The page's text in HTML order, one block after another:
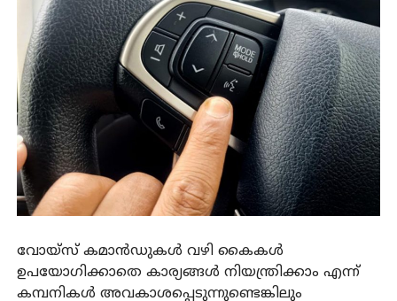
വോയ്സ് കമാൻഡുകൾ വഴി കൈകൾ
ഉപയോഗിക്കാതെ കാര്യങ്ങൾ നിയന്ത്രിക്കാം എന്ന്
കമ്പനികൾ അവകാശപ്പെടുന്നുണ്ടെങ്കിലും